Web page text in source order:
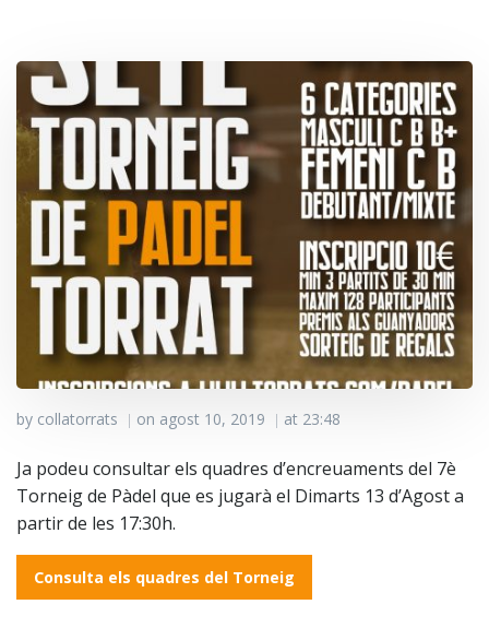
by collatorrats | on agost 10, 2019 | at 23:48
Ja podeu consultar els quadres d’encreuaments del 7è
Torneig de Pàdel que es jugarà el Dimarts 13 d’Agost a
partir de les 17:30h.
Consulta els quadres del Torneig